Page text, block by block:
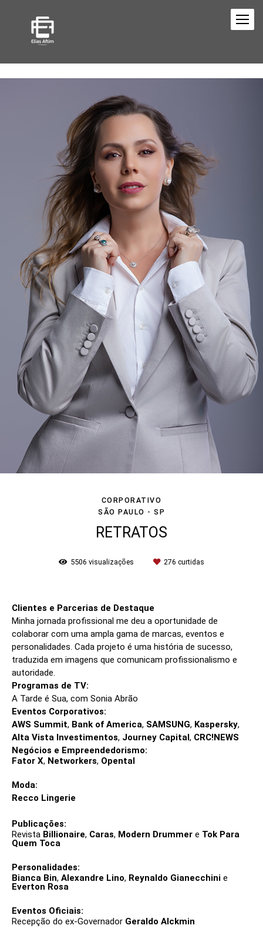
CORPORATIVO
SÃO PAULO - SP
RETRATOS
5506 visualizações 276 curtidas
Clientes e Parcerias de Destaque
Minha jornada profissional me deu a oportunidade de
colaborar com uma ampla gama de marcas, eventos e
personalidades. Cada projeto é uma história de sucesso,
traduzida em imagens que comunicam profissionalismo e
autoridade.
Programas de TV:
A Tarde é Sua, com Sonia Abrão
Eventos Corporativos:
AWS Summit, Bank of America, SAMSUNG, Kaspersky,
Alta Vista Investimentos, Journey Capital, CRC!NEWS
Negócios e Empreendedorismo:
Fator X, Networkers, Opental
Moda:
Recco Lingerie
Publicações:
Revista Billionaire, Caras, Modern Drummer e Tok Para
Quem Toca
Personalidades:
Bianca Bin, Alexandre Lino, Reynaldo Gianecchini e
Everton Rosa
Eventos Oficiais:
Recepção do ex-Governador Geraldo Alckmin